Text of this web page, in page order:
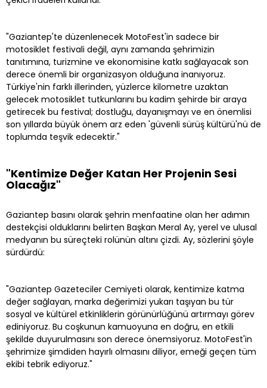
"Gaziantep'te düzenlenecek MotoFest'in sadece bir
motosiklet festivali değil, aynı zamanda şehrimizin
tanıtımına, turizmine ve ekonomisine katkı sağlayacak son
derece önemli bir organizasyon olduğuna inanıyoruz.
Türkiye'nin farklı illerinden, yüzlerce kilometre uzaktan
gelecek motosiklet tutkunlarını bu kadim şehirde bir araya
getirecek bu festival; dostluğu, dayanışmayı ve en önemlisi
son yıllarda büyük önem arz eden 'güvenli sürüş kültürü'nü de
toplumda teşvik edecektir."
"Kentimize Değer Katan Her Projenin Sesi
Olacağız"
Gaziantep basını olarak şehrin menfaatine olan her adımın
destekçisi olduklarını belirten Başkan Meral Ay, yerel ve ulusal
medyanın bu süreçteki rolünün altını çizdi. Ay, sözlerini şöyle
sürdürdü:
"Gaziantep Gazeteciler Cemiyeti olarak, kentimize katma
değer sağlayan, marka değerimizi yukarı taşıyan bu tür
sosyal ve kültürel etkinliklerin görünürlüğünü artırmayı görev
ediniyoruz. Bu coşkunun kamuoyuna en doğru, en etkili
şekilde duyurulmasını son derece önemsiyoruz. MotoFest'in
şehrimize şimdiden hayırlı olmasını diliyor, emeği geçen tüm
ekibi tebrik ediyoruz."